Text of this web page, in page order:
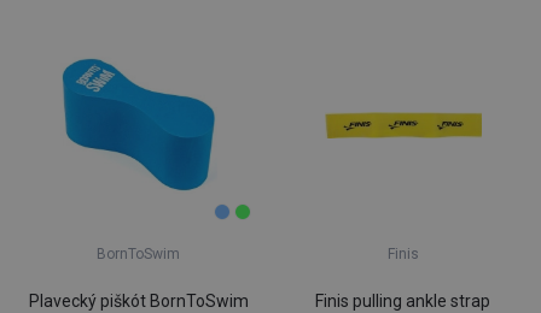
BornToSwim
Plavecký piškót BornToSwim
Finis
Finis pulling ankle strap